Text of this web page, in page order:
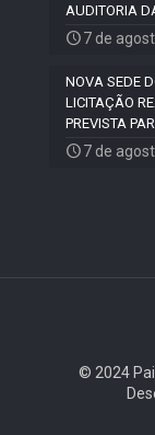
AUDITORIA
7 de
NOVA SEDE
LICITAÇÃO
PREVISTA
7 de
© 2024